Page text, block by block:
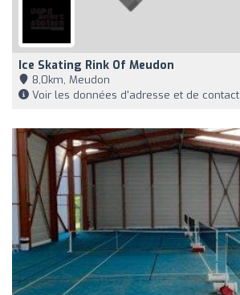
Ice Skating Rink Of Meudon
8,0km, Meudon
Voir les données d'adresse et de contact